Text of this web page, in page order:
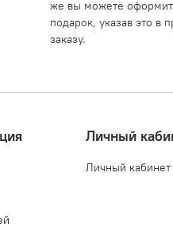
же вы можете
подарок, указав это в
заказу.
Личный
Личный кабинет